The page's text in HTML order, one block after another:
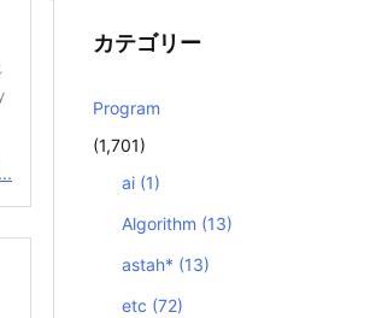
カテゴリー
Program
(1,701)
ai (1)
Algorithm (13)
astah* (13)
etc (72)